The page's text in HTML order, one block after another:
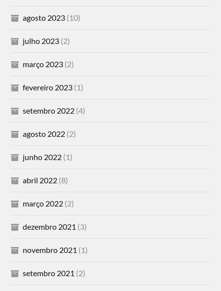
agosto 2023 (10)
julho 2023 (2)
março 2023 (2)
fevereiro 2023 (1)
setembro 2022 (4)
agosto 2022 (2)
junho 2022 (1)
abril 2022 (8)
março 2022 (2)
dezembro 2021 (3)
novembro 2021 (1)
setembro 2021 (2)